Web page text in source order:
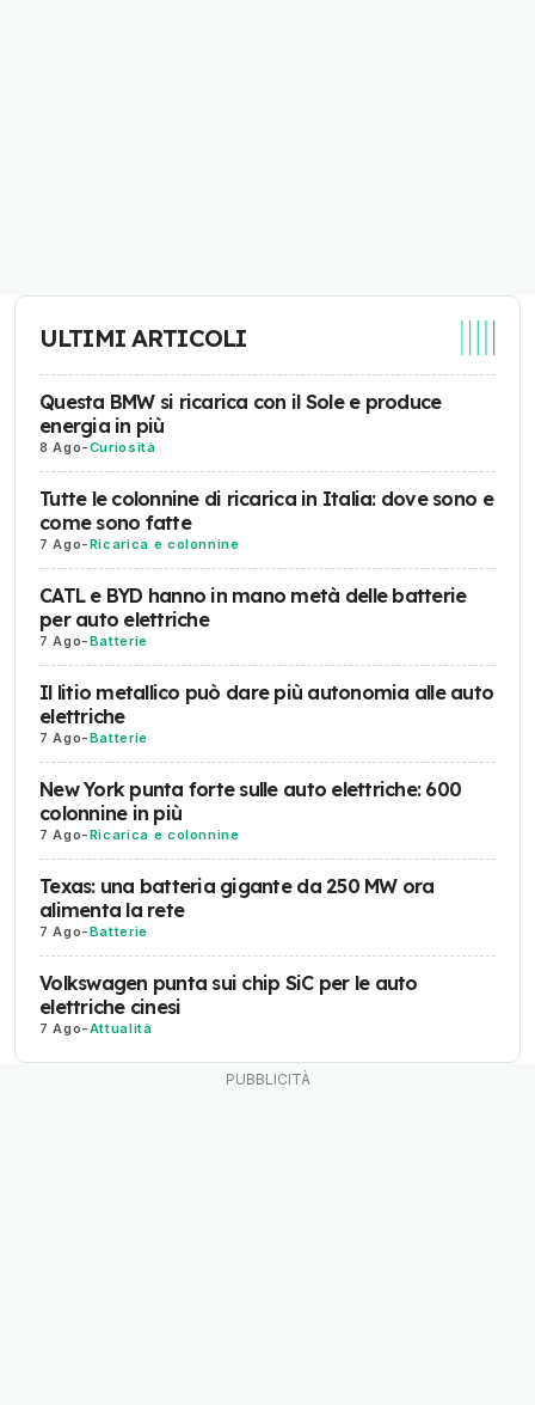
ULTIMI ARTICOLI
Questa BMW si ricarica con il Sole e produce
energia in più
8 Ago-Curiosità
Tutte le colonnine di ricarica in Italia: dove sono e
come sono fatte
7 Ago-Ricarica e colonnine
CATL e BYD hanno in mano metà delle batterie
per auto elettriche
7 Ago-Batterie
Il litio metallico può dare più autonomia alle auto
elettriche
7 Ago-Batterie
New York punta forte sulle auto elettriche: 600
colonnine in più
7 Ago-Ricarica e colonnine
Texas: una batteria gigante da 250 MW ora
alimenta la rete
7 Ago-Batterie
Volkswagen punta sui chip SiC per le auto
elettriche cinesi
7 Ago-Attualità